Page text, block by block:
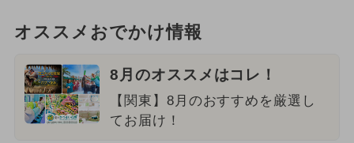
オススメおでかけ情報
8月のオススメはコレ！
【関東】8月のおすすめを厳選し
てお届け！